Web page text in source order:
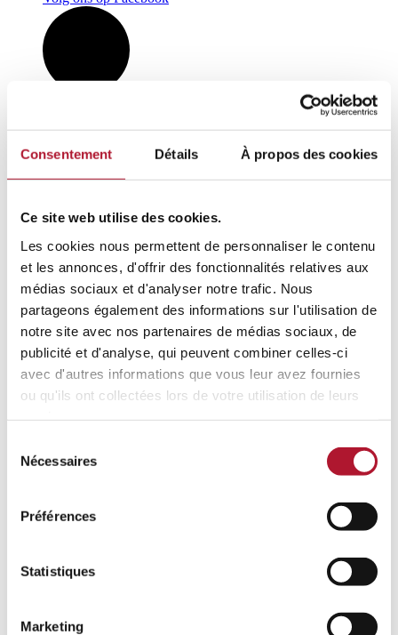
Consentement Détails À propos des cookies
Ce site web utilise des cookies.
Les cookies nous permettent de personnaliser le contenu
et les annonces, d'offrir des fonctionnalités relatives aux
médias sociaux et d'analyser notre trafic. Nous
partageons également des informations sur l'utilisation de
notre site avec nos partenaires de médias sociaux, de
publicité et d'analyse, qui peuvent combiner celles-ci
avec d'autres informations que vous leur avez fournies
ou qu'ils ont collectées lors de votre utilisation de leurs
Nécessaires
Préférences
Statistiques
Marketing
Volg ons op LinkedIn
Volg ons op YouTube